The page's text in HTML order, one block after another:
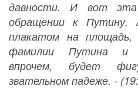
давности. И вот
обращении к
плакатом на
фамилии Путина и
впрочем, будет
звательном падеже. -